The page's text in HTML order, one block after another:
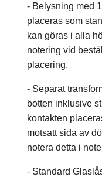
- Belysning med
placeras som
kan göras i alla
notering vid
placering.
- Separat
botten inklusive
kontakten
motsatt sida av
notera detta i
- Standard